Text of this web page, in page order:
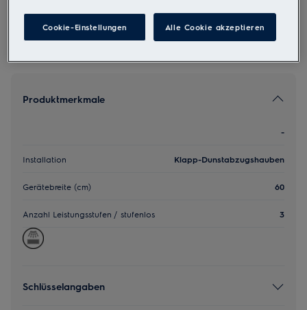
Produktmerkmale
-
Installation Klapp-Dunstabzugshauben
Gerätebreite (cm) 60
Anzahl Leistungsstufen / stufenlos 3
Schlüsselangaben
Cookie-Einstellungen Alle Cookie akzeptieren